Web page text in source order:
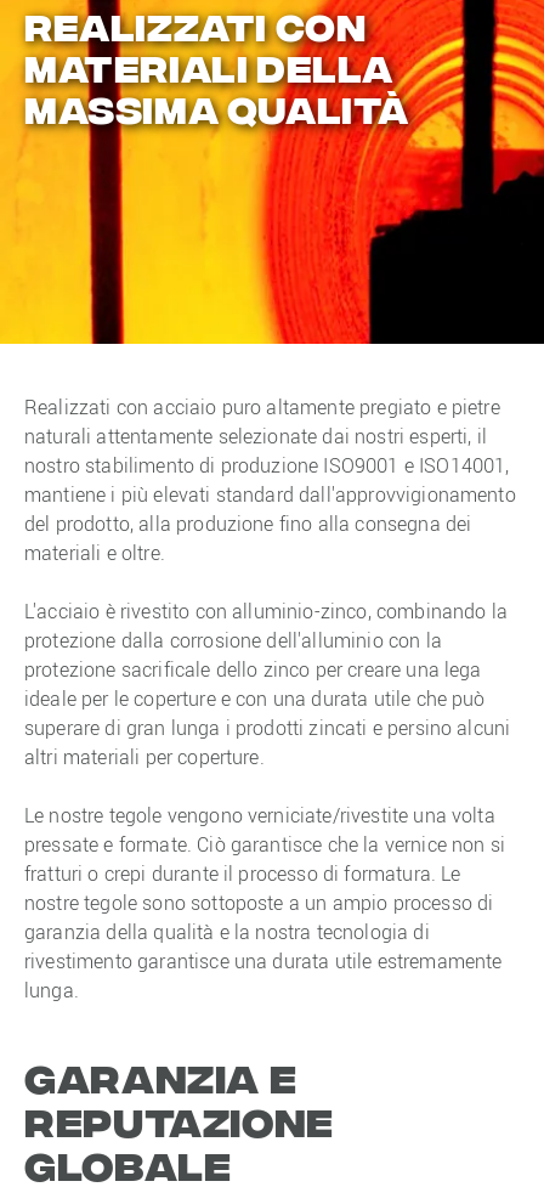
REALIZZATI CON
MATERIALI DELLA
MASSIMA QUALITÀ
Realizzati con acciaio puro altamente pregiato e pietre
naturali attentamente selezionate dai nostri esperti, il
nostro stabilimento di produzione ISO9001 e ISO14001,
mantiene i più elevati standard dall'approvvigionamento
del prodotto, alla produzione fino alla consegna dei
materiali e oltre.
L'acciaio è rivestito con alluminio-zinco, combinando la
protezione dalla corrosione dell'alluminio con la
protezione sacrificale dello zinco per creare una lega
ideale per le coperture e con una durata utile che può
superare di gran lunga i prodotti zincati e persino alcuni
altri materiali per coperture.
Le nostre tegole vengono verniciate/rivestite una volta
pressate e formate. Ciò garantisce che la vernice non si
fratturi o crepi durante il processo di formatura. Le
nostre tegole sono sottoposte a un ampio processo di
garanzia della qualità e la nostra tecnologia di
rivestimento garantisce una durata utile estremamente
lunga.
Garanzia e
reputazione
globale